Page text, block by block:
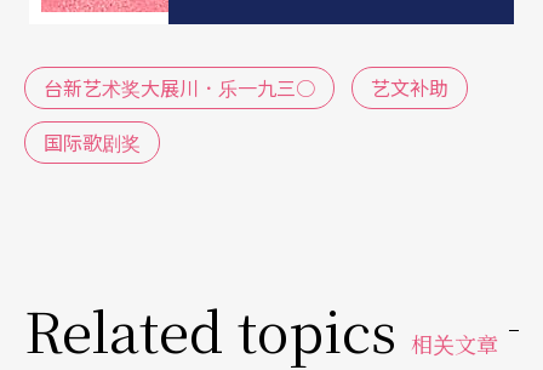
台新艺术奖大展川．乐一九三○
艺文补助
国际歌剧奖
Related topics 相关文章